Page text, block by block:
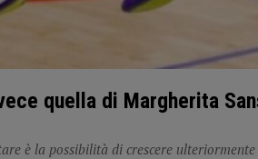
quella di Margherita
è la possibilità di crescere